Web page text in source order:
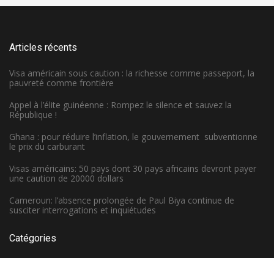
Articles récents
Visa américain sous caution : la richesse comme passeport, la
pauvreté comme frontière
Appel à l’élite guinéenne : Rompez le silence et sauvez la
République !
Ghana : pour réduire l’inflation, le gouvernement subventionne
le prix du carburant
Visas américains: 50 pays dont 30 pays africains devront payer
une caution de 20000 dollars
Cameroun: l’absence prolongée de Paul Biya continue de
susciter interrogations et inquiétudes
Catégories